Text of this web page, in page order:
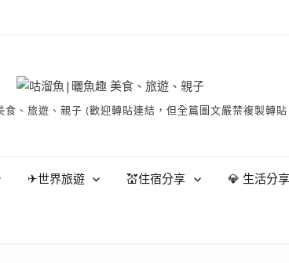
旅遊、親子 (歡迎轉貼連結，但全篇圖文嚴禁複製轉貼
✈世界旅遊 💒住宿分享 💎 生活分享